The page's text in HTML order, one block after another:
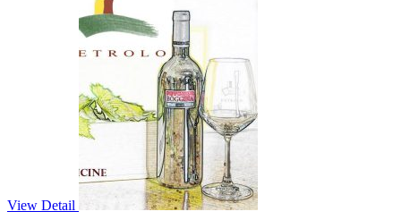
View Detail